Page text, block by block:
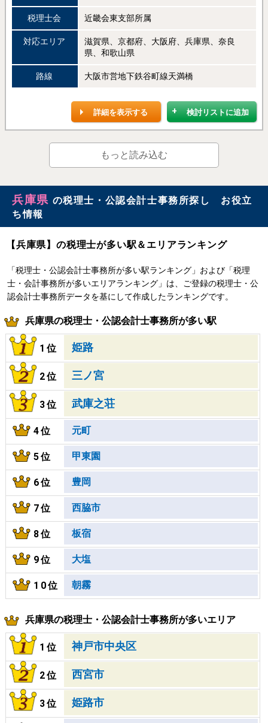
税理士会 近畿会東支部所属
対応エリア
滋賀県、京都府、大阪府、兵庫県、奈良
県、和歌山県
路線 大阪市営地下鉄谷町線天満橋
検討リストに追加
詳細を表示する
もっと読み込む
兵庫県 の税理士・公認会計士事務所探し お役立
ち情報
【兵庫県】の税理士が多い駅＆エリアランキング
「税理士・公認会計士事務所が多い駅ランキング」および「税理
士・会計事務所が多いエリアランキング」は、ご登録の税理士・公
認会計士事務所データを基にして作成したランキングです。
兵庫県の税理士・公認会計士事務所が多い駅
1位 姫路
2位 三ノ宮
3位 武庫之荘
4位 元町
5位 甲東園
6位 豊岡
7位 西脇市
8位 板宿
9位 大塩
10位 朝霧
兵庫県の税理士・公認会計士事務所が多いエリア
1位 神戸市中央区
2位 西宮市
3位 姫路市